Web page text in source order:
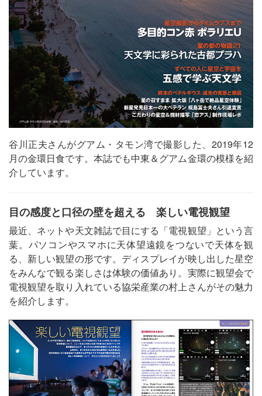
谷川正夫さんがグアム・タモン湾で撮影した、2019年12
月の金環日食です。本誌でも中東＆グアム金環の模様を紹
介しています。
目の感度と口径の壁を超える 楽しい電視観望
最近、ネットや天文雑誌で目にする「電視観望」という言
葉。パソコンやスマホに天体望遠鏡をつないで天体を観
る、新しい観望の形です。ディスプレイが映し出した星空
をみんなで観る楽しさは体験の価値あり。実際に観望会で
電視観望を取り入れている協栄産業の村上さんがその魅力
を紹介します。